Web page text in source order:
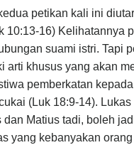
petikan kali ini
10:13-16) Kelihatannya
suami istri. Tapi
arti khusus yang akan
pemberkatan
(Luk 18:9-14).
dan Matius tadi, boleh
yang kebanyakan